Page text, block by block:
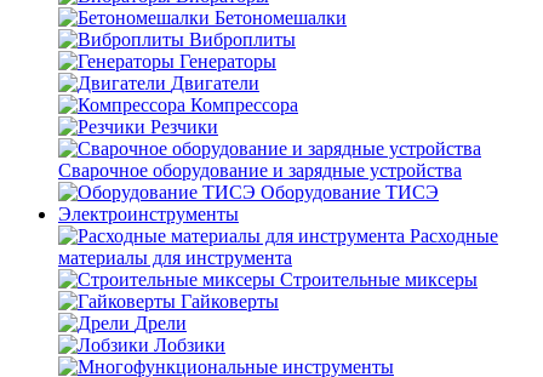
Бетономешалки
Виброплиты
Генераторы
Двигатели
Компрессора
Резчики
Сварочное оборудование и зарядные устройства
Оборудование ТИСЭ
Электроинструменты
Расходные
материалы для инструмента
Строительные миксеры
Гайковерты
Дрели
Лобзики